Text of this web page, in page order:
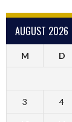
AUGUST 2026
M D
3 4